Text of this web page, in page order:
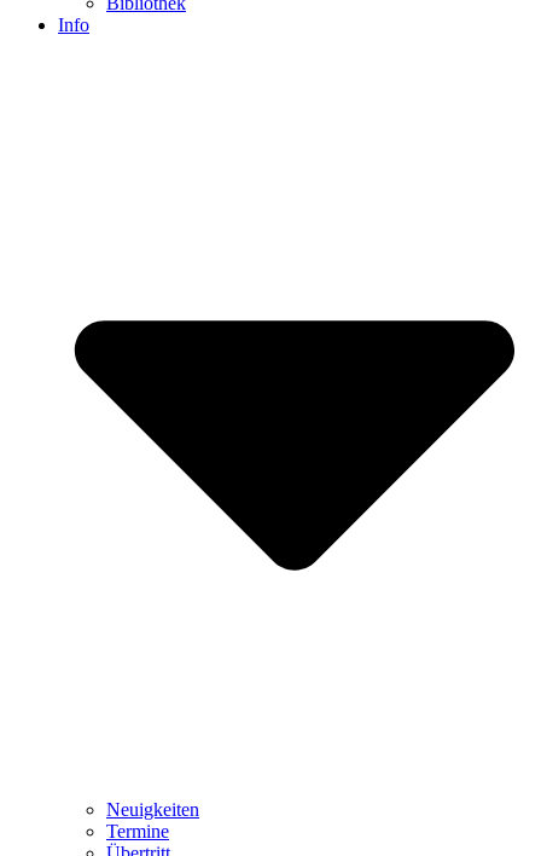
Info
Neuigkeiten
Termine